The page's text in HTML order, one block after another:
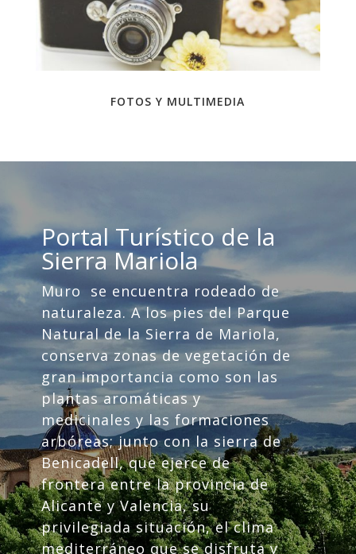
FOTOS Y MULTIMEDIA
Portal Turístico de la
Sierra Mariola
Muro se encuentra rodeado de
naturaleza. A los pies del Parque
Natural de la Sierra de Mariola,
conserva zonas de vegetación de
gran importancia como son las
plantas aromáticas y
medicinales y las formaciones
arbóreas; junto con la sierra de
Benicadell, que ejerce de
frontera entre la provincia de
Alicante y Valencia, su
privilegiada situación, el clima
mediterráneo que se disfruta y